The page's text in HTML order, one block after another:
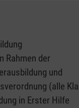
Rahmen der
und
(alle
in Erster Hilfe